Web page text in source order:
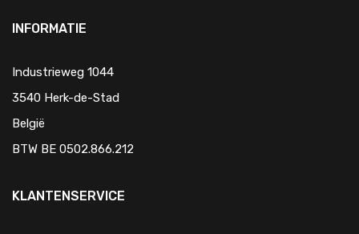
INFORMATIE
Industrieweg 1044
3540 Herk-de-Stad
België
BTW BE 0502.866.212
KLANTENSERVICE